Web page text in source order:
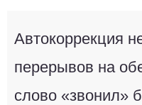
Автокоррекция
перерывов на
слово «звонил»